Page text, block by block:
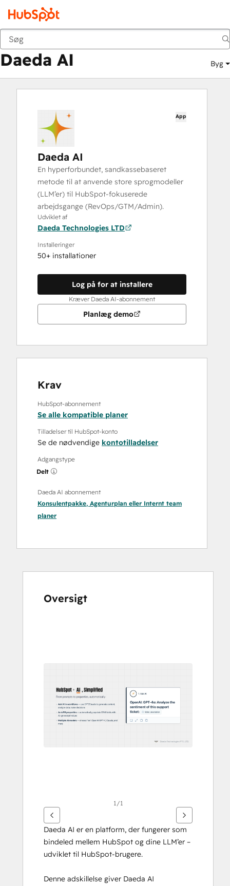
Marketplace
Daeda AI Byg
App
Daeda AI
En hyperforbundet, sandkassebaseret
metode til at anvende store sprogmodeller
(LLM’er) til HubSpot-fokuserede
arbejdsgange (RevOps/GTM/Admin).
Udviklet af
Daeda Technologies LTD
Installeringer
50+ installationer
Log på for at installere
Kræver Daeda AI-abonnement
Planlæg demo
Krav
HubSpot-abonnement
Se alle kompatible planer
Tilladelser til HubSpot-konto
Se de nødvendige kontotilladelser
Adgangstype
Delt
Daeda AI abonnement
Konsulentpakke, Agenturplan eller Internt team
planer
Oversigt
elementer
1/1
Daeda AI er en platform, der fungerer som
bindeled mellem HubSpot og dine LLM’er –
udviklet til HubSpot-brugere.
Denne adskillelse giver Daeda AI